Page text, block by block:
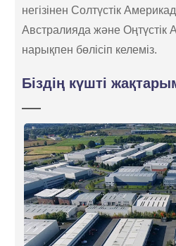
негізінен Солтүстік
Австралияда және Оңтүстік
нарықпен бөлісіп келеміз.
Біздің күшті